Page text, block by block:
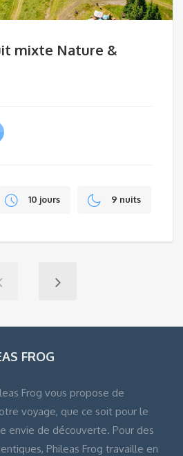
mixte Nature &
10 jours 9 nuits
FROG
Frog vous propose de
voyage, que ce soit pour le
envie de découverte. Pour des
Phileas Frog travaille en